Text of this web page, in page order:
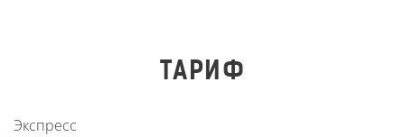
ТАРИФ
Экспресс